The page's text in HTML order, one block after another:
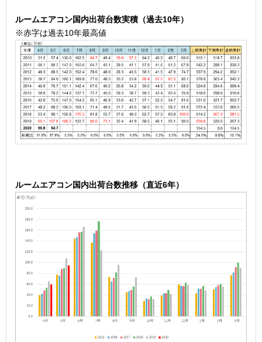
ルームエアコン国内出荷台数実積（過去10年）
※赤字は過去10年最高値
ルームエアコン国内出荷台数推移（直近6年）